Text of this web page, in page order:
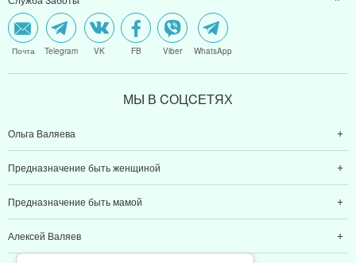
Почта Telegram VK FB Viber WhatsApp
МЫ В CОЦCЕТЯХ
Ольга Валяева
Предназначение быть женщиной
Предназначение быть мамой
Алексей Валяев